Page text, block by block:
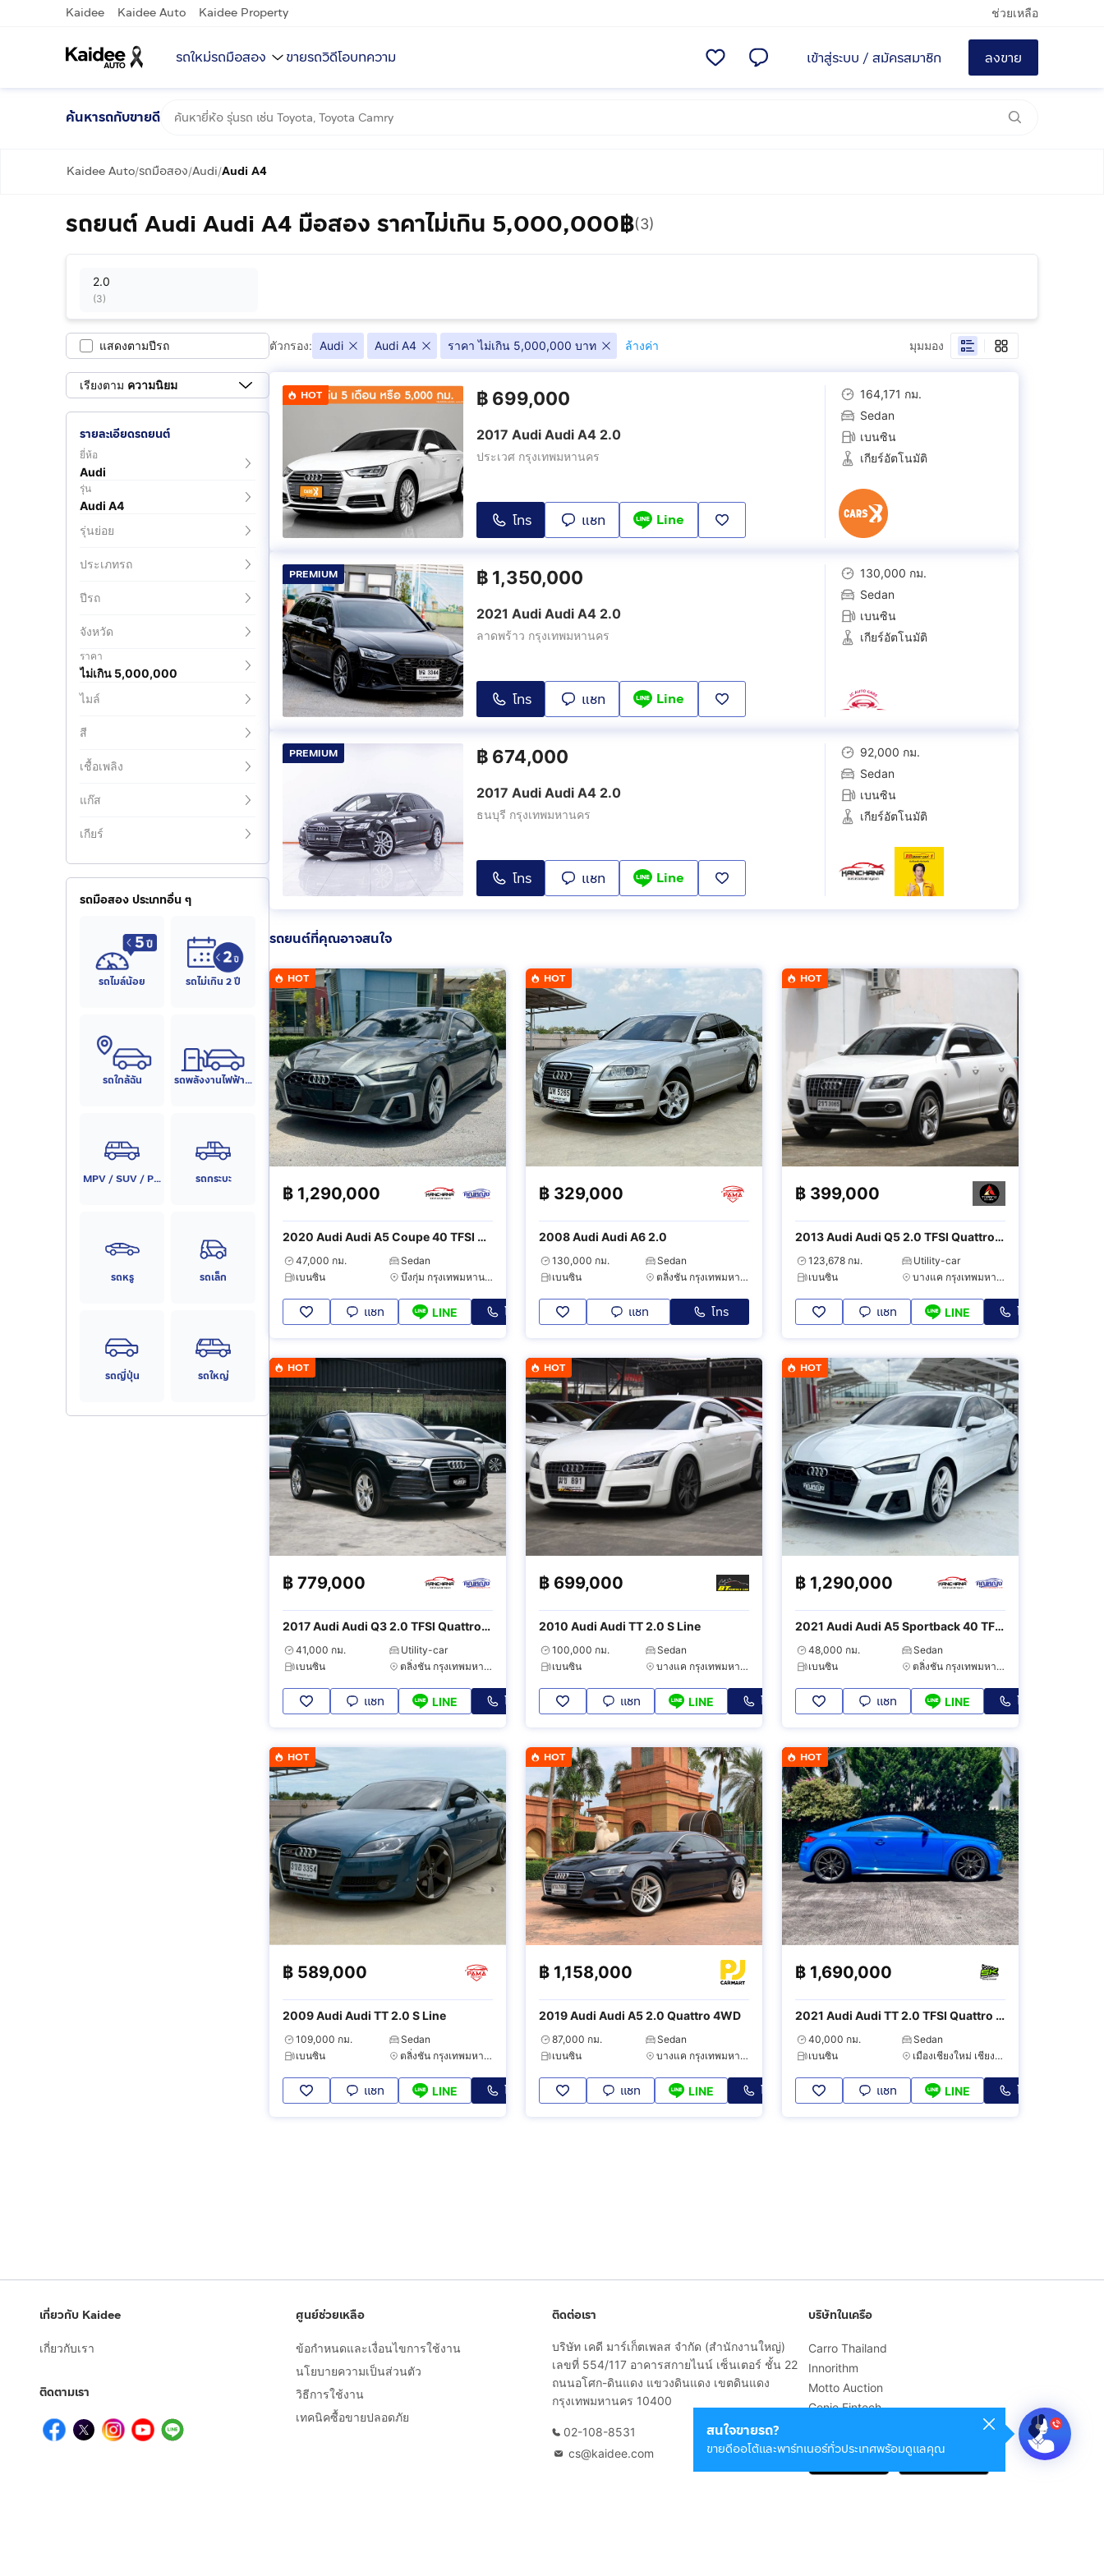
Kaidee Kaidee Auto Kaidee Property ช่วยเหลือ
รถใหม่รถมือสอง ขายรถวิดีโอบทความ เข้าสู่ระบบ / สมัครสมาชิก ลงขาย
ค้นหารถกับขายดี
Kaidee Auto/รถมือสอง/Audi/Audi A4
รถยนต์ Audi Audi A4 มือสอง ราคาไม่เกิน 5,000,000฿(3)
2.0
(3)
แสดงตามปีรถ
เรียงตาม ความนิยม
รายละเอียดรถยนต์
ยี่ห้อ
Audi
รุ่น
Audi A4
รุ่นย่อย
ประเภทรถ
ปีรถ
จังหวัด
ราคา
ไม่เกิน 5,000,000
ไมล์
สี
เชื้อเพลิง
แก๊ส
เกียร์
รถมือสอง ประเภทอื่น ๆ
รถไมล์น้อย รถไม่เกิน 2 ปี
รถใกล้ฉัน รถพลังงานไฟฟ้า (EV)
MPV / SUV / PPV รถกระบะ
รถหรู รถเล็ก
รถญี่ปุ่น รถใหญ่
ตัวกรอง: Audi Audi A4 ราคา ไม่เกิน 5,000,000 บาท ล้างค่า มุมมอง
HOT ฿ 699,000
2017 Audi Audi A4 2.0
ประเวศ กรุงเทพมหานคร
โทร แชท Line
164,171 กม.
Sedan
เบนซิน
เกียร์อัตโนมัติ
PREMIUM ฿ 1,350,000
2021 Audi Audi A4 2.0
ลาดพร้าว กรุงเทพมหานคร
โทร แชท Line
130,000 กม.
Sedan
เบนซิน
เกียร์อัตโนมัติ
PREMIUM ฿ 674,000
2017 Audi Audi A4 2.0
ธนบุรี กรุงเทพมหานคร
โทร แชท Line
92,000 กม.
Sedan
เบนซิน
เกียร์อัตโนมัติ
รถยนต์ที่คุณอาจสนใจ
HOT
฿ 1,290,000
2020 Audi Audi A5 Coupe 40 TFSI S
line47,000 กม.
Sedan
เบนซิน
บึงกุ่ม กรุงเทพมหานคร
แชท LINE โทร
HOT
฿ 329,000
2008 Audi Audi A6 2.0
130,000 กม.
Sedan
เบนซิน
ตลิ่งชัน กรุงเทพมหานคร
แชท โทร
HOT
฿ 399,000
2013 Audi Audi Q5 2.0 TFSI Quattro
4WD
123,678 กม.
Utility-car
เบนซิน
บางแค กรุงเทพมหานคร
แชท LINE โทร
HOT
฿ 779,000
2017 Audi Audi Q3 2.0 TFSI Quattro
4WD
41,000 กม.
Utility-car
เบนซิน
ตลิ่งชัน กรุงเทพมหานคร
แชท LINE โทร
HOT
฿ 699,000
2010 Audi Audi TT 2.0 S Line
100,000 กม.
Sedan
เบนซิน
บางแค กรุงเทพมหานคร
แชท LINE โทร
HOT
฿ 1,290,000
2021 Audi Audi A5 Sportback 40 TFSI
S-Line
48,000 กม.
Sedan
เบนซิน
ตลิ่งชัน กรุงเทพมหานคร
แชท LINE โทร
HOT
฿ 589,000
2009 Audi Audi TT 2.0 S Line
109,000 กม.
Sedan
เบนซิน
ตลิ่งชัน กรุงเทพมหานคร
แชท LINE โทร
HOT
฿ 1,158,000
2019 Audi Audi A5 2.0 Quattro 4WD
87,000 กม.
Sedan
เบนซิน
บางแค กรุงเทพมหานคร
แชท LINE โทร
HOT
฿ 1,690,000
2021 Audi Audi TT 2.0 TFSI Quattro S
Line 4WD
40,000 กม.
Sedan
เบนซิน
เมืองเชียงใหม่ เชียงใหม่
แชท LINE โทร
สนใจขายรถ?
ขายดีออโต้และพาร์ทเนอร์ทั่วประเทศพร้อมดูแลคุณ
เกี่ยวกับ Kaidee
เกี่ยวกับเรา
ติดตามเรา
ศูนย์ช่วยเหลือ
ข้อกำหนดและเงื่อนไขการใช้งาน
นโยบายความเป็นส่วนตัว
วิธีการใช้งาน
เทคนิคซื้อขายปลอดภัย
ติดต่อเรา
บริษัท เคดี มาร์เก็ตเพลส จำกัด (สำนักงานใหญ่)
เลขที่ 554/117 อาคารสกายไนน์ เซ็นเตอร์ ชั้น 22
ถนนอโศก-ดินแดง แขวงดินแดง เขตดินแดง
กรุงเทพมหานคร 10400
02-108-8531
cs@kaidee.com
บริษัทในเครือ
Carro Thailand
Innorithm
Motto Auction
Genie Fintech